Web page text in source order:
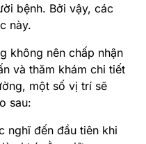
bệnh. Bởi vậy, các
này.
không nên chấp nhận
và thăm khám chi tiết
một số vị trí sẽ
sau:
nghĩ đến đầu tiên khi